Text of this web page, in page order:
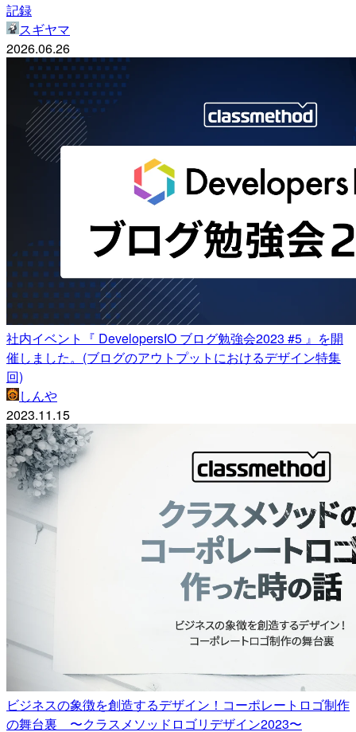
記録
スギヤマ
2026.06.26
社内イベント『 DevelopersIO ブログ勉強会2023 #5 』を開
催しました。(ブログのアウトプットにおけるデザイン特集
回)
しんや
2023.11.15
ビジネスの象徴を創造するデザイン！コーポレートロゴ制作
の舞台裏 〜クラスメソッドロゴリデザイン2023〜